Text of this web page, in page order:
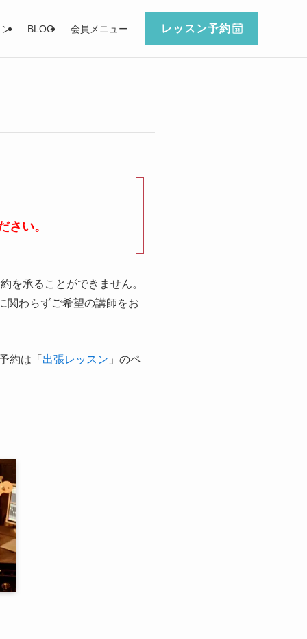
BLOG 会員メニュー レッスン予約
さい。
を承ることができません。
関わらずご希望の講師をお
約は「 出張レッスン 」のペ